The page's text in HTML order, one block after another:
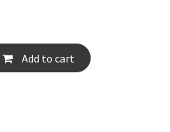
Add to cart